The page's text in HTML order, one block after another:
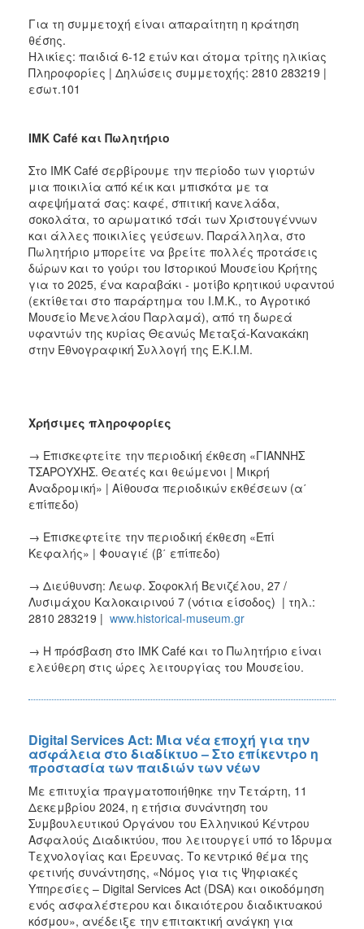
Για τη συμμετοχή είναι απαραίτητη η κράτηση
θέσης.
Ηλικίες: παιδιά 6-12 ετών και άτομα τρίτης ηλικίας
Πληροφορίες | Δηλώσεις συμμετοχής: 2810 283219 |
εσωτ.101
ΙΜΚ Café και Πωλητήριο
Στο ΙΜΚ Café σερβίρουμε την περίοδο των γιορτών
μια ποικιλία από κέικ και μπισκότα με τα
αφεψήματά σας: καφέ, σπιτική κανελάδα,
σοκολάτα, το αρωματικό τσάι των Χριστουγέννων
και άλλες ποικιλίες γεύσεων. Παράλληλα, στο
Πωλητήριο μπορείτε να βρείτε πολλές προτάσεις
δώρων και το γούρι του Ιστορικού Μουσείου Κρήτης
για το 2025, ένα καραβάκι - μοτίβο κρητικού υφαντού
(εκτίθεται στο παράρτημα του Ι.Μ.Κ., το Αγροτικό
Μουσείο Μενελάου Παρλαμά), από τη δωρεά
υφαντών της κυρίας Θεανώς Μεταξά-Κανακάκη
στην Εθνογραφική Συλλογή της Ε.Κ.Ι.Μ.
Χρήσιμες πληροφορίες
→ Επισκεφτείτε την περιοδική έκθεση «ΓΙΑΝΝΗΣ
ΤΣΑΡΟΥΧΗΣ. Θεατές και θεώμενοι | Μικρή
Αναδρομική» | Αίθουσα περιοδικών εκθέσεων (α΄
επίπεδο)
→ Επισκεφτείτε την περιοδική έκθεση «Επί
Κεφαλής» | Φουαγιέ (β΄ επίπεδο)
→ Διεύθυνση: Λεωφ. Σοφοκλή Βενιζέλου, 27 /
Λυσιμάχου Καλοκαιρινού 7 (νότια είσοδος) | τηλ.:
2810 283219 | www.historical-museum.gr
→ Η πρόσβαση στο ΙΜΚ Café και το Πωλητήριο είναι
ελεύθερη στις ώρες λειτουργίας του Μουσείου.
Digital Services Act: Μια νέα εποχή για την
ασφάλεια στο διαδίκτυο – Στο επίκεντρο η
προστασία των παιδιών των νέων
Με επιτυχία πραγματοποιήθηκε την Τετάρτη, 11
Δεκεμβρίου 2024, η ετήσια συνάντηση του
Συμβουλευτικού Οργάνου του Ελληνικού Κέντρου
Ασφαλούς Διαδικτύου, που λειτουργεί υπό το Ίδρυμα
Τεχνολογίας και Έρευνας. Το κεντρικό θέμα της
φετινής συνάντησης, «Νόμος για τις Ψηφιακές
Υπηρεσίες – Digital Services Act (DSA) και οικοδόμηση
ενός ασφαλέστερου και δικαιότερου διαδικτυακού
κόσμου», ανέδειξε την επιτακτική ανάγκη για